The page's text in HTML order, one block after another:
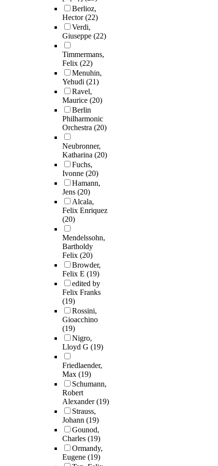
Berlioz,
Hector(22)
Verdi,
Giuseppe (22)
Timmermans,
Felix (22)
Menuhin,
Yehudi (21)
Ravel,
Maurice (20)
Berlin
Philharmonic
Orchestra (20)
Neubronner,
Katharina (20)
Fuchs,
Ivonne (20)
Hamann,
Jens (20)
Alcala,
Felix Enriquez
(20)
Mendelssohn,
Bartholdy
Felix (20)
Browder,
Felix E (19)
edited by
Felix Franks
(19)
Rossini,
Gioacchino
(19)
Nigro,
Lloyd G (19)
Friedlaender,
Max (19)
Schumann,
Robert
Alexander(19)
Strauss,
Johann (19)
Gounod,
Charles (19)
Ormandy,
Eugene (19)